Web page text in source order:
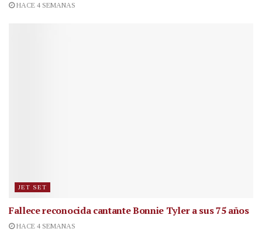
HACE 4 SEMANAS
JET SET
Fallece reconocida cantanteBonnie Tyler a sus 75 años
HACE 4 SEMANAS